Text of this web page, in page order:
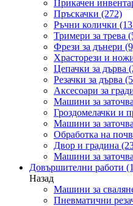
Прикачен
Пръскачки (272)
Ръчни колички
Тримери за трева
Фрези за дънери
Храсторези и
Цепачки за дърва
Резачки за дърва
Аксесоари за
Машини за
Гроздомелачки и
Машини за
Обработка на
Двор и градина
Машини за
Довършителни работи
Назад
Машини за
Пневматични